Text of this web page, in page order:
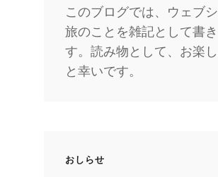
このブログでは、ウェブ
旅のことを雑記として書
す。読み物として、お楽
と幸いです。
おしらせ